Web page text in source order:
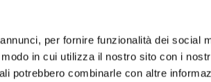
per fornire funzionalità dei social
in cui utilizza il nostro sito con i
potrebbero combinarle con altre
22/10/2024